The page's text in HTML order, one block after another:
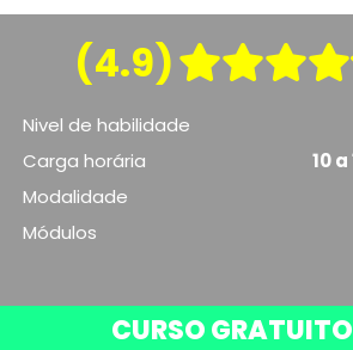
(4.9)
Nivel de habilidade
Carga horária
10
Modalidade
Módulos
CURSO GRATUITO